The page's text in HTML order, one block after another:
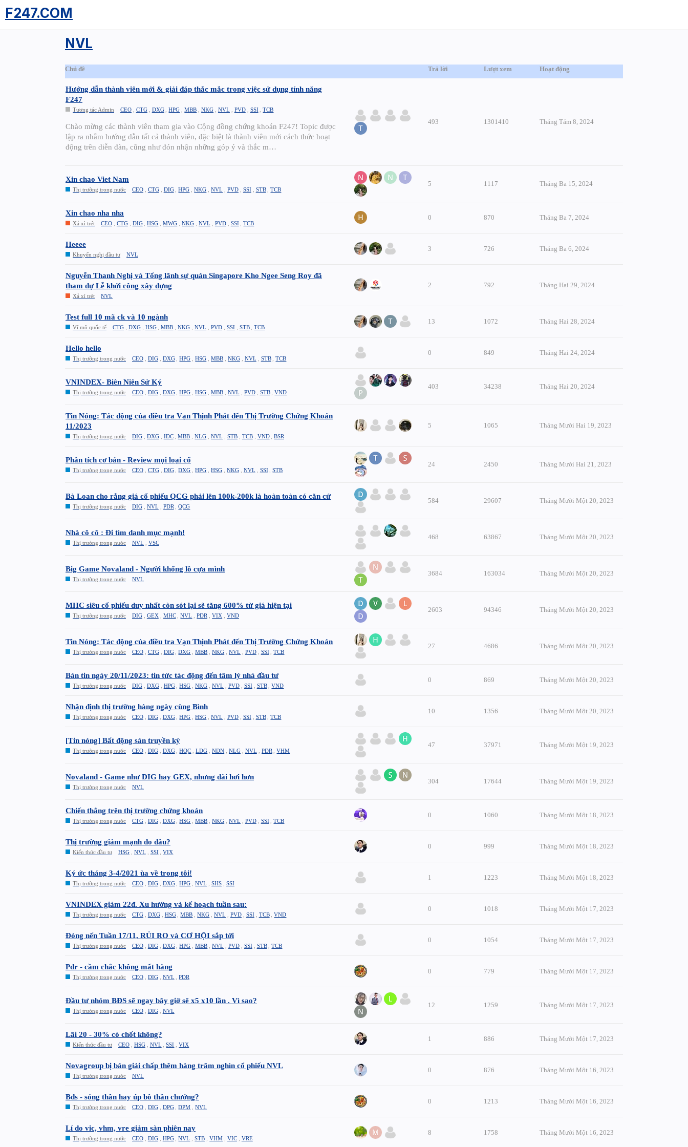
F247.COM
NVL
Chủ đề Trả lời Lượt xem Hoạt động
Hướng dẫn thành viên mới & giải đáp thắc mắc trong việc sử dụng tính năng
F247
Tương tác Admin CEO CTG DXG ,HPG ,MBB ,NKG NVL PVD SSI ,TCB
Chào mừng các thành viên tham gia vào Cộng đồng chứng khoán F247! Topic được
lập ra nhằm hướng dẫn tất cả thành viên, đặc biệt là thành viên mới cách thức hoạt
động trên diễn đàn, cũng như đón nhận những góp ý và thắc m…
493 1301410 Tháng Tám 8, 2024
Xin chao Viet Nam
Thị trường trong nước CEO CTG DIG ,HPG ,NKG ,NVL PVD SSI STB ,TCB
5 1117 Tháng Ba 15, 2024
Xin chao nha nha
Xả xì trét CEO CTG DIG ,HSG ,MWG ,NKG NVL PVD SSI ,TCB
0 870 Tháng Ba 7, 2024
Heeee
Khuyến nghị đầu tư NVL
3 726 Tháng Ba 6, 2024
Nguyễn Thanh Nghị và Tổng lãnh sự quán Singapore Kho Ngee Seng Roy đã
tham dự Lễ khởi công xây dựng
Xả xì trét NVL
2 792 Tháng Hai 29, 2024
Test full 10 mã ck và 10 ngành
Vĩ mô quốc tế CTG DXG HSG ,MBB ,NKG ,NVL PVD SSI STB ,TCB
13 1072 Tháng Hai 28, 2024
Hello hello
Thị trường trong nước CEO DIG DXG ,HPG ,HSG ,MBB NKG NVL STB ,TCB
0 849 Tháng Hai 24, 2024
VNINDEX- Biên Niên Sử Ký
Thị trường trong nước CEO DIG DXG ,HPG ,HSG ,MBB NVL PVD STB ,VND
403 34238 Tháng Hai 20, 2024
Tin Nóng: Tác động của điều tra Vạn Thịnh Phát đến Thị Trường Chứng Khoán
11/2023
Thị trường trong nước DIG DXG IDC ,MBB ,NLG ,NVL STB TCB VND ,BSR
5 1065 Tháng Mười Hai 19, 2023
Phân tích cơ bản - Review mọi loại cổ
Thị trường trong nước CEO CTG DIG ,DXG ,HPG ,HSG NKG NVL SSI ,STB
24 2450 Tháng Mười Hai 21, 2023
Bà Loan cho rằng giá cổ phiếu QCG phải lên 100k-200k là hoàn toàn có căn cứ
Thị trường trong nước DIG NVL PDR ,QCG
584 29607 Tháng Mười Một 20, 2023
Nhà cô cô : Đi tìm danh mục mạnh!
Thị trường trong nước NVL VSC
468 63867 Tháng Mười Một 20, 2023
Big Game Novaland - Người khổng lồ cựa mình
Thị trường trong nước NVL
3684 163034 Tháng Mười Một 20, 2023
MHC siêu cổ phiếu duy nhất còn sót lại sẽ tăng 600% từ giá hiện tại
Thị trường trong nước DIG GEX MHC ,NVL ,PDR ,VIX VND
2603 94346 Tháng Mười Một 20, 2023
Tin Nóng: Tác động của điều tra Vạn Thịnh Phát đến Thị Trường Chứng Khoán
Thị trường trong nước CEO CTG DIG ,DXG ,MBB ,NKG NVL PVD SSI ,TCB
27 4686 Tháng Mười Một 20, 2023
Bản tin ngày 20/11/2023: tin tức tác động đến tâm lý nhà đầu tư
Thị trường trong nước DIG DXG HPG ,HSG ,NKG ,NVL PVD SSI STB ,VND
0 869 Tháng Mười Một 20, 2023
Nhận định thị trường hàng ngày cùng Bình
Thị trường trong nước CEO DIG DXG ,HPG ,HSG ,NVL PVD SSI STB ,TCB
10 1356 Tháng Mười Một 20, 2023
[Tin nóng] Bất động sản truyền kỳ
Thị trường trong nước CEO DIG DXG ,HQC ,LDG ,NDN NLG NVL PDR ,VHM
47 37971 Tháng Mười Một 19, 2023
Novaland - Game như DIG hay GEX, nhưng dài hơi hơn
Thị trường trong nước NVL
304 17644 Tháng Mười Một 19, 2023
Chiến thắng trên thị trường chứng khoán
Thị trường trong nước CTG DIG DXG ,HSG ,MBB ,NKG NVL PVD SSI ,TCB
0 1060 Tháng Mười Một 18, 2023
Thị trường giảm mạnh do đâu?
Kiến thức đầu tư HSG NVL SSI ,VIX
0 999 Tháng Mười Một 18, 2023
Ký ức tháng 3-4/2021 ùa về trong tôi!
Thị trường trong nước CEO DIG DXG ,HPG ,NVL ,SHS SSI
1 1223 Tháng Mười Một 18, 2023
VNINDEX giảm 22đ. Xu hướng và kế hoạch tuần sau:
Thị trường trong nước CTG DXG HSG ,MBB ,NKG ,NVL PVD SSI TCB ,VND
0 1018 Tháng Mười Một 17, 2023
Đóng nến Tuần 17/11, RỦI RO và CƠ HỘI sắp tới
Thị trường trong nước CEO DIG DXG ,HPG ,MBB ,NVL PVD SSI STB ,TCB
0 1054 Tháng Mười Một 17, 2023
Pdr - cầm chắc không mất hàng
Thị trường trong nước CEO DIG NVL ,PDR
0 779 Tháng Mười Một 17, 2023
Đầu tư nhóm BĐS sẽ ngay bây giờ sẽ x5 x10 lần . Vì sao?
Thị trường trong nước CEO DIG NVL
12 1259 Tháng Mười Một 17, 2023
Lãi 20 - 30% có chốt không?
Kiến thức đầu tư CEO HSG NVL ,SSI ,VIX
1 886 Tháng Mười Một 17, 2023
Novagroup bị bán giải chấp thêm hàng trăm nghìn cổ phiếu NVL
Thị trường trong nước NVL
0 876 Tháng Mười Một 16, 2023
Bđs - sóng thần hay úp bô thần chưởng?
Thị trường trong nước CEO DIG DPG ,DPM ,NVL
0 1213 Tháng Mười Một 16, 2023
Lí do vic, vhm, vre giảm sàn phiên nay
Thị trường trong nước CEO DIG HPG ,NVL ,STB ,VHM VIC VRE
8 1758 Tháng Mười Một 16, 2023